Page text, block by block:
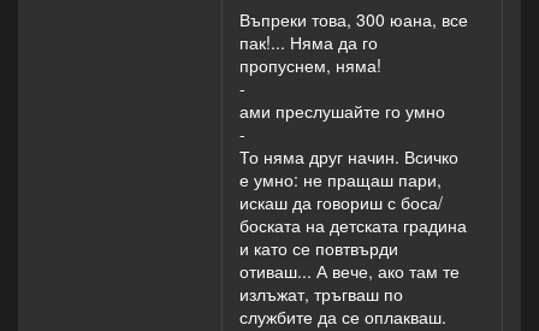
Въпреки това, 300 юана, все
пак!... Няма да го
пропуснем, няма!
-
ами преслушайте го умно
-
То няма друг начин. Всичко
е умно: не пращаш пари,
искаш да говориш с боса/
боската на детската градина
и като се повтвърди
отиваш... А вече, ако там те
излъжат, тръгваш по
службите да се оплакваш.